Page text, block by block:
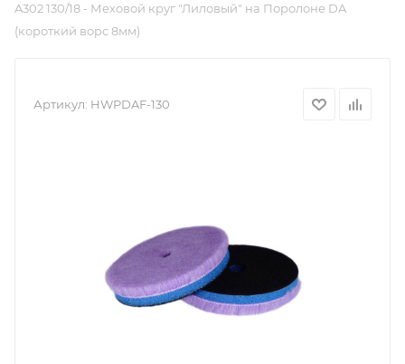
A302 130/18 - Меховой круг "Лиловый" на Поролоне DA
(короткий ворс 8мм)
Артикул: HWPDAF-130